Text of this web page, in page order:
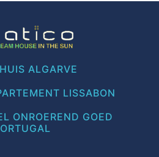
ALGARVE
LISSABON
ONROEREND GOED